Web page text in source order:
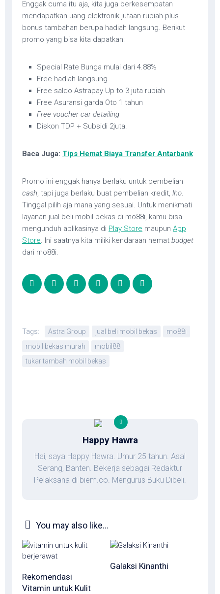
Enggak cuma itu aja, kita juga berkesempatan
mendapatkan uang elektronik jutaan rupiah plus
bonus tambahan berupa hadiah langsung. Berikut
promo yang bisa kita dapatkan:
Special Rate Bunga mulai dari 4.88%
Free hadiah langsung
Free saldo Astrapay Up to 3 juta rupiah
Free Asuransi garda Oto 1 tahun
Free voucher car detailing
Diskon TDP + Subsidi 2juta.
Baca Juga: Tips Hemat Biaya Transfer Antarbank
Promo ini enggak hanya berlaku untuk pembelian
cash, tapi juga berlaku buat pembelian kredit, lho.
Tinggal pilih aja mana yang sesuai. Untuk menikmati
layanan jual beli mobil bekas di mo88i, kamu bisa
mengunduh aplikasinya di Play Store maupun App
Store. Ini saatnya kita miliki kendaraan hemat budget
dari mo88i.
Tags: Astra Group jual beli mobil bekas
mo88i
mobil bekas murah
mobil88
tukar tambah mobil bekas
Happy Hawra
Hai, saya Happy Hawra. Umur 25 tahun. Asal
Serang, Banten. Bekerja sebagai Redaktur
Pelaksana di biem.co. Mengurus Buku Dibeli.
You may also like...
Rekomendasi
Vitamin untuk Kulit
Galaksi Kinanthi